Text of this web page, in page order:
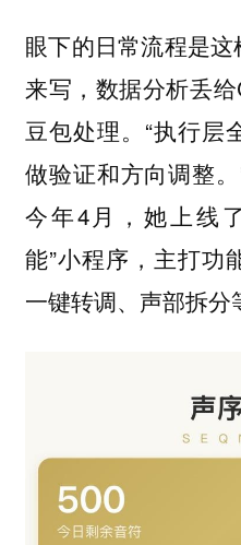
眼下的日常流程是
来写，数据分析丢
豆包处理。“执行层
做验证和方向调整
今年4月，她上线
能”小程序，主打功
一键转调、声部拆分